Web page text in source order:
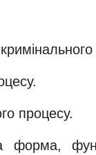
процесу.
форма,